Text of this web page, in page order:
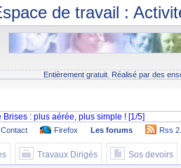
de travail :
Entièrement gratuit. Réalisé par des
Contact Firefox Les forums Rss
Travaux Dirigés Sos devoirs